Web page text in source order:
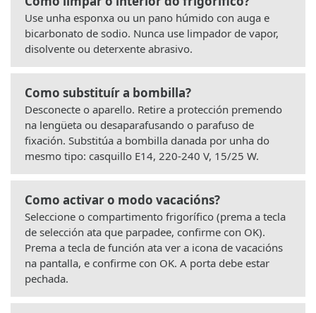
Use unha esponxa ou un pano húmido con auga e
bicarbonato de sodio. Nunca use limpador de vapor,
disolvente ou deterxente abrasivo.
Como substituír a bombilla?
Desconecte o aparello. Retire a protección premendo
na lengüeta ou desaparafusando o parafuso de
fixación. Substitúa a bombilla danada por unha do
mesmo tipo: casquillo E14, 220-240 V, 15/25 W.
Como activar o modo vacacións?
Seleccione o compartimento frigorífico (prema a tecla
de selección ata que parpadee, confirme con OK).
Prema a tecla de función ata ver a icona de vacacións
na pantalla, e confirme con OK. A porta debe estar
pechada.